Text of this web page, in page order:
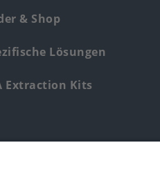
& Shop
Lösungen
Extraction Kits